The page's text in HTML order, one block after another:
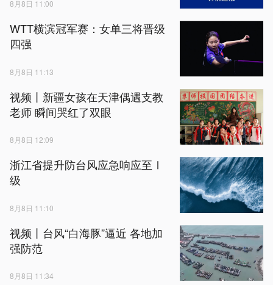
8月8日 11:00
WTT横滨冠军赛：女单三将晋级
四强
8月8日 11:13
视频丨新疆女孩在天津偶遇支教
老师 瞬间哭红了双眼
8月8日 12:09
浙江省提升防台风应急响应至Ⅰ
级
8月8日 11:10
视频丨台风“白海豚”逼近 各地加
强防范
8月8日 11:34